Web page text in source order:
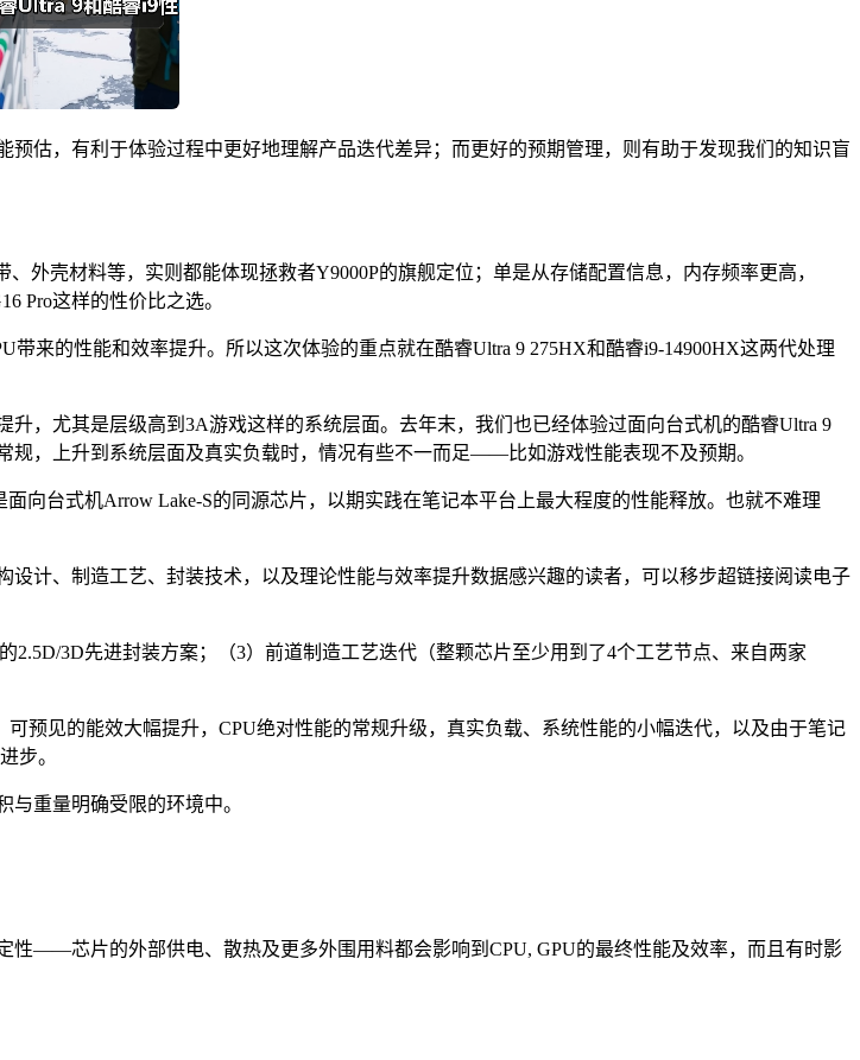
估，有利于体验过程中更好地理解产品迭代差异；而更好的预期管理，则有助于发现我们的知识盲
外壳材料等，实则都能体现拯救者Y9000P的旗舰定位；单是从存储配置信息，内存频率更高，
Pro这样的性价比之选。
来的性能和效率提升。所以这次体验的重点就在酷睿Ultra 9 275HX和酷睿i9-14900HX这两代处理
，尤其是层级高到3A游戏这样的系统层面。去年末，我们也已经体验过面向台式机的酷睿Ultra 9
规，上升到系统层面及真实负载时，情况有些不一而足——比如游戏性能表现不及预期。
向台式机Arrow Lake-S的同源芯片，以期实践在笔记本平台上最大程度的性能释放。也就不难理
计、制造工艺、封装技术，以及理论性能与效率提升数据感兴趣的读者，可以移步超链接阅读电子
2.5D/3D先进封装方案；（3）前道制造工艺迭代（整颗芯片至少用到了4个工艺节点、来自两家
预见的能效大幅提升，CPU绝对性能的常规升级，真实负载、系统性能的小幅迭代，以及由于笔记
步。
重量明确受限的环境中。
——芯片的外部供电、散热及更多外围用料都会影响到CPU, GPU的最终性能及效率，而且有时影